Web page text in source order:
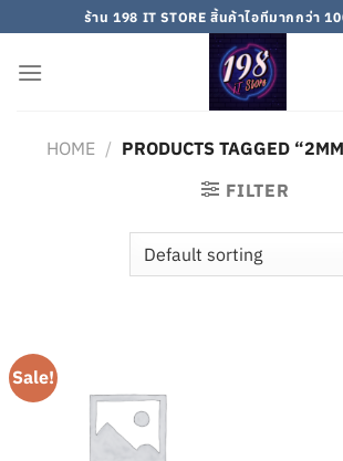
to
content
ร้าน 198 IT STORE สิ้นค้าไอทีมากกว่า
HOME / PRODUCTS TAGGED
FILTER
Sale!